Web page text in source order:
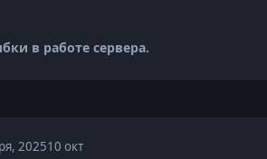
в работе сервера.
202510 окт